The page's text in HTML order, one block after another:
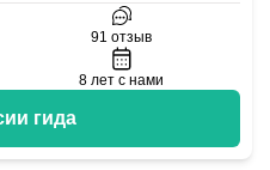
91 отзыв
8 лет с нами
гида